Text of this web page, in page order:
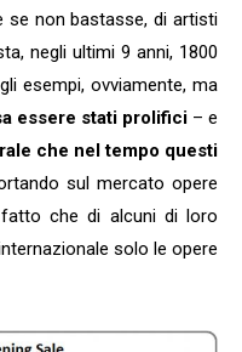
se non bastasse, di artisti
negli ultimi 9 anni, 1800
esempi, ovviamente, ma
essere stati prolifici – e
che nel tempo questi
sul mercato opere
che di alcuni di loro
solo le opere